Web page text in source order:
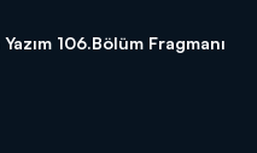
Yazım 106.Bölüm Fragmanı